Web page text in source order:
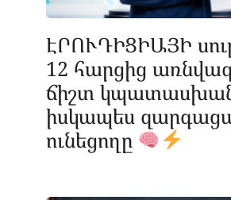
ԷՐՈՒԴԻՑԻԱՅԻ
12 հարցից
ճիշտ
իսկապես
ունեցողը